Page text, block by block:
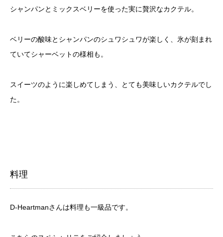
シャンパンとミックスベリーを使った実に贅沢なカクテル。
ベリーの酸味とシャンパンのシュワシュワが楽しく、氷が刻まれ
ていてシャーベットの様相も。
スイーツのように楽しめてしまう、とても美味しいカクテルでし
た。
料理
D-Heartmanさんは料理も一級品です。